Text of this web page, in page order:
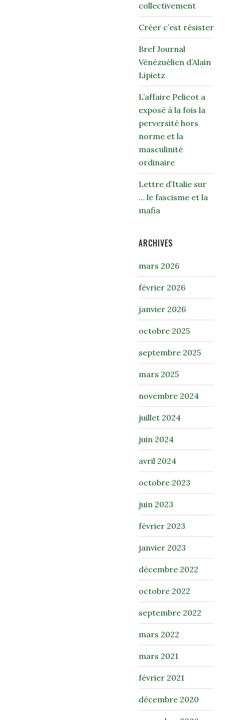
collectivement
Créer c’est résister
Bref Journal
Vénézuélien d’Alain
Lipietz
L’affaire Pelicot a
exposé à la fois la
perversité hors
norme et la
masculinité
ordinaire
Lettre d’Italie sur
… le fascisme et la
mafia
ARCHIVES
mars 2026
février 2026
janvier 2026
octobre 2025
septembre 2025
mars 2025
novembre 2024
juillet 2024
juin 2024
avril 2024
octobre 2023
juin 2023
février 2023
janvier 2023
décembre 2022
octobre 2022
septembre 2022
mars 2022
mars 2021
février 2021
décembre 2020